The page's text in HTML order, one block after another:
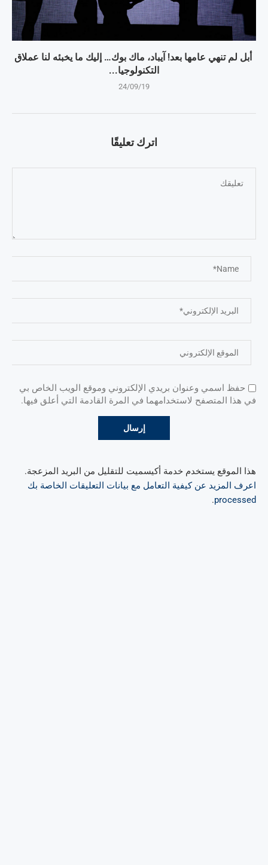
أبل لم تنهي عامها بعد! آيباد، ماك بوك… إليك ما يخبئه لنا عملاق
التكنولوجيا...
24/09/19
اترك تعليقًا
حفظ اسمي وعنوان بريدي الإلكتروني وموقع الويب الخاص بي
في هذا المتصفح لاستخدامهما في المرة القادمة التي أعلق فيها.
هذا الموقع يستخدم خدمة أكيسميت للتقليل من البريد المزعجة.
اعرف المزيد عن كيفية التعامل مع بيانات التعليقات الخاصة بك
processed
.